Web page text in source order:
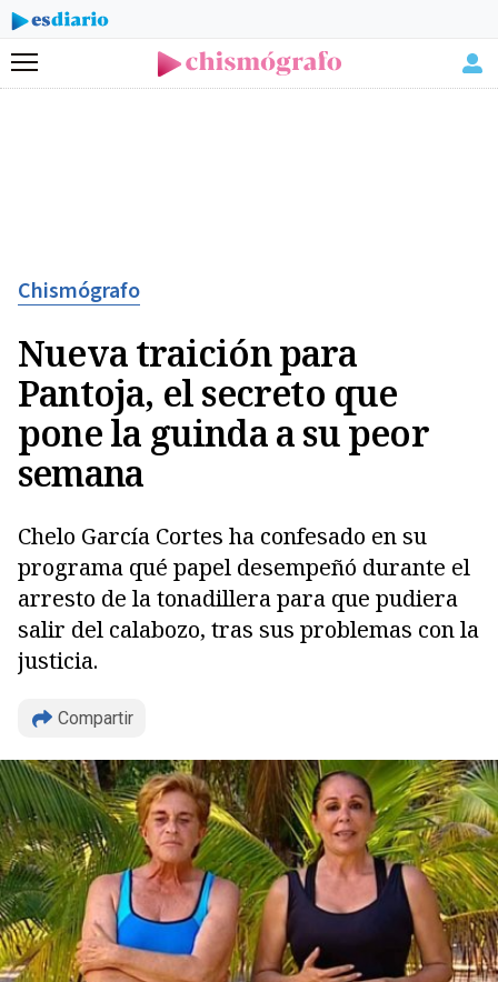
Menú
Chismógrafo
Nueva traición para
Pantoja, el secreto que
pone la guinda a su peor
semana
Chelo García Cortes ha confesado en su
programa qué papel desempeñó durante el
arresto de la tonadillera para que pudiera
salir del calabozo, tras sus problemas con la
justicia.
Compartir
Copiar